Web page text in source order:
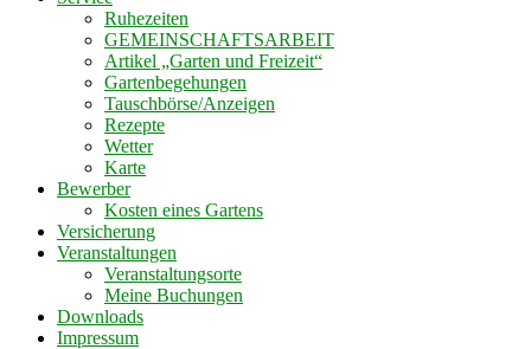
Ruhezeiten
GEMEINSCHAFTSARBEIT
Artikel „Garten und Freizeit“
Gartenbegehungen
Tauschbörse/Anzeigen
Rezepte
Wetter
Karte
Bewerber
Kosten eines Gartens
Versicherung
Veranstaltungen
Veranstaltungsorte
Meine Buchungen
Downloads
Impressum